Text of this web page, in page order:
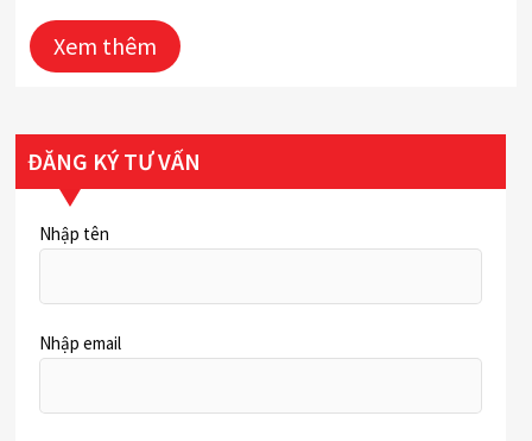
Xem thêm
ĐĂNG KÝ TƯ VẤN
Nhập tên
Nhập email